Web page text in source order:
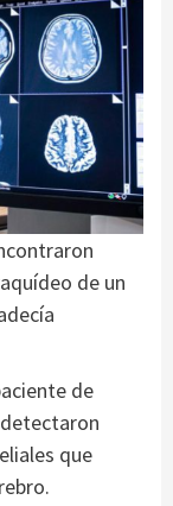
de un
de
que